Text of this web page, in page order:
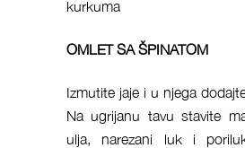
kurkuma
OMLET SA ŠPINATOM
Izmutite jaje i u njega
Na ugrijanu tavu stavite
ulja, narezani luk i